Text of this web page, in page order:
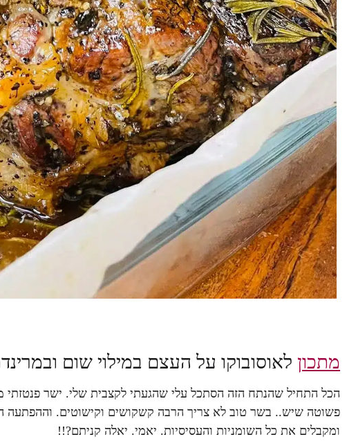
מתכון לאוסובוקו על העצם במילוי שום
הכל התחיל שהנתח הזה הסתכל עלי שהגעתי לקצבית שלי. ישר פנטזתי
פשוטה שיש.. בשר טוב לא צריך הרבה קשקושים וקישוטים. וההפתעה
ומקבלים את כל השומניות והעסיסיות. יאמי. יאלה קניתם?!!